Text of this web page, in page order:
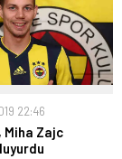
22:46
Miha Zajc